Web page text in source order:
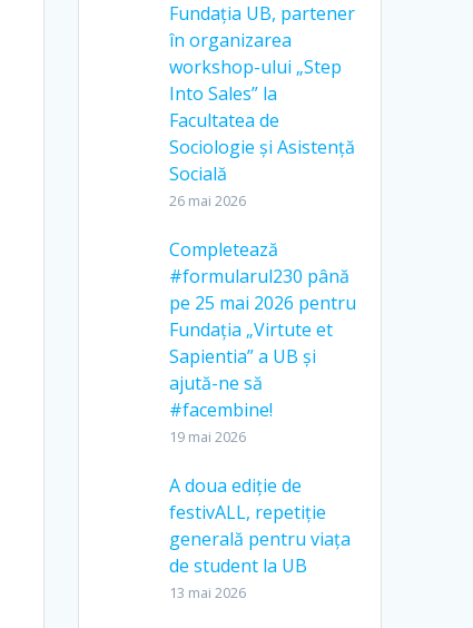
Fundația UB, partener
în organizarea
workshop-ului „Step
Into Sales” la
Facultatea de
Sociologie și Asistență
Socială
26 mai 2026
Completează
#formularul230 până
pe 25 mai 2026 pentru
Fundația „Virtute et
Sapientia” a UB și
ajută-ne să
#facembine!
19 mai 2026
A doua ediție de
festivALL, repetiție
generală pentru viața
de student la UB
13 mai 2026